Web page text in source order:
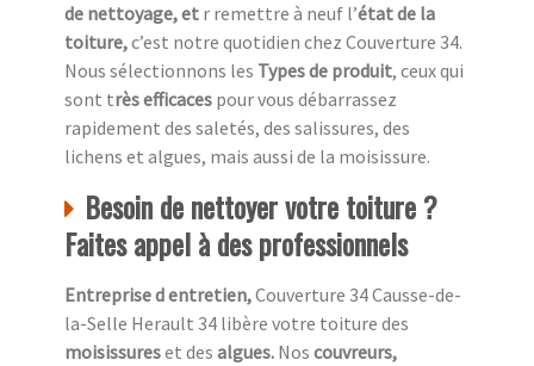
de nettoyage, et r remettre à neuf l’état de la
toiture,c’est notre quotidien chez Couverture 34.
Nous sélectionnons les Types de produit, ceux qui
sont très efficaces pour vous débarrassez
rapidement des saletés, des salissures, des
lichens et algues, mais aussi de la moisissure.
Besoin de nettoyer votre toiture ?
Faites appel à des professionnels
Entreprise d entretien,Couverture 34 Causse-de-
la-Selle Herault 34 libère votre toiture des
moisissureset des algues. Nos couvreurs,